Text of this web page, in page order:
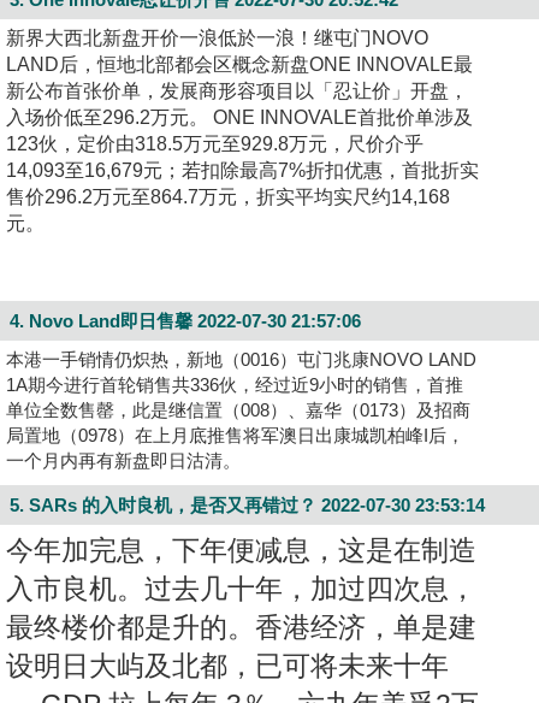
新界大西北新盘开价一浪低於一浪！继屯门NOVO
LAND后，恒地北部都会区概念新盘ONE INNOVALE最
新公布首张价单，发展商形容项目以「忍让价」开盘，
入场价低至296.2万元。 ONE INNOVALE首批价单涉及
123伙，定价由318.5万元至929.8万元，尺价介乎
14,093至16,679元；若扣除最高7%折扣优惠，首批折实
售价296.2万元至864.7万元，折实平均实尺约14,168
元。
4. Novo Land即日售馨 2022-07-30 21:57:06
本港一手销情仍炽热，新地（0016）屯门兆康NOVO LAND
1A期今进行首轮销售共336伙，经过近9小时的销售，首推
单位全数售罄，此是继信置（008）、嘉华（0173）及招商
局置地（0978）在上月底推售将军澳日出康城凯柏峰I后，
一个月内再有新盘即日沽清。
5. SARs 的入时良机，是否又再错过？ 2022-07-30 23:53:14
今年加完息，下年便减息，这是在制造
入市良机。过去几十年，加过四次息，
最终楼价都是升的。香港经济，单是建
设明日大屿及北都，已可将未来十年